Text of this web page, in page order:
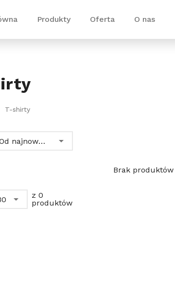
Produkty Oferta O nas
T-shirty
Od najnowszych
Brak produktów
z 0
produktów